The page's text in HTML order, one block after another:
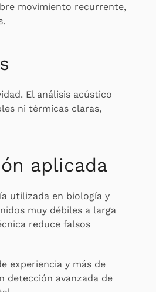
movimiento recurrente,
El análisis acústico
ni térmicas claras,
aplicada
utilizada en biología y
muy débiles a larga
reduce falsos
experiencia y más de
detección avanzada de